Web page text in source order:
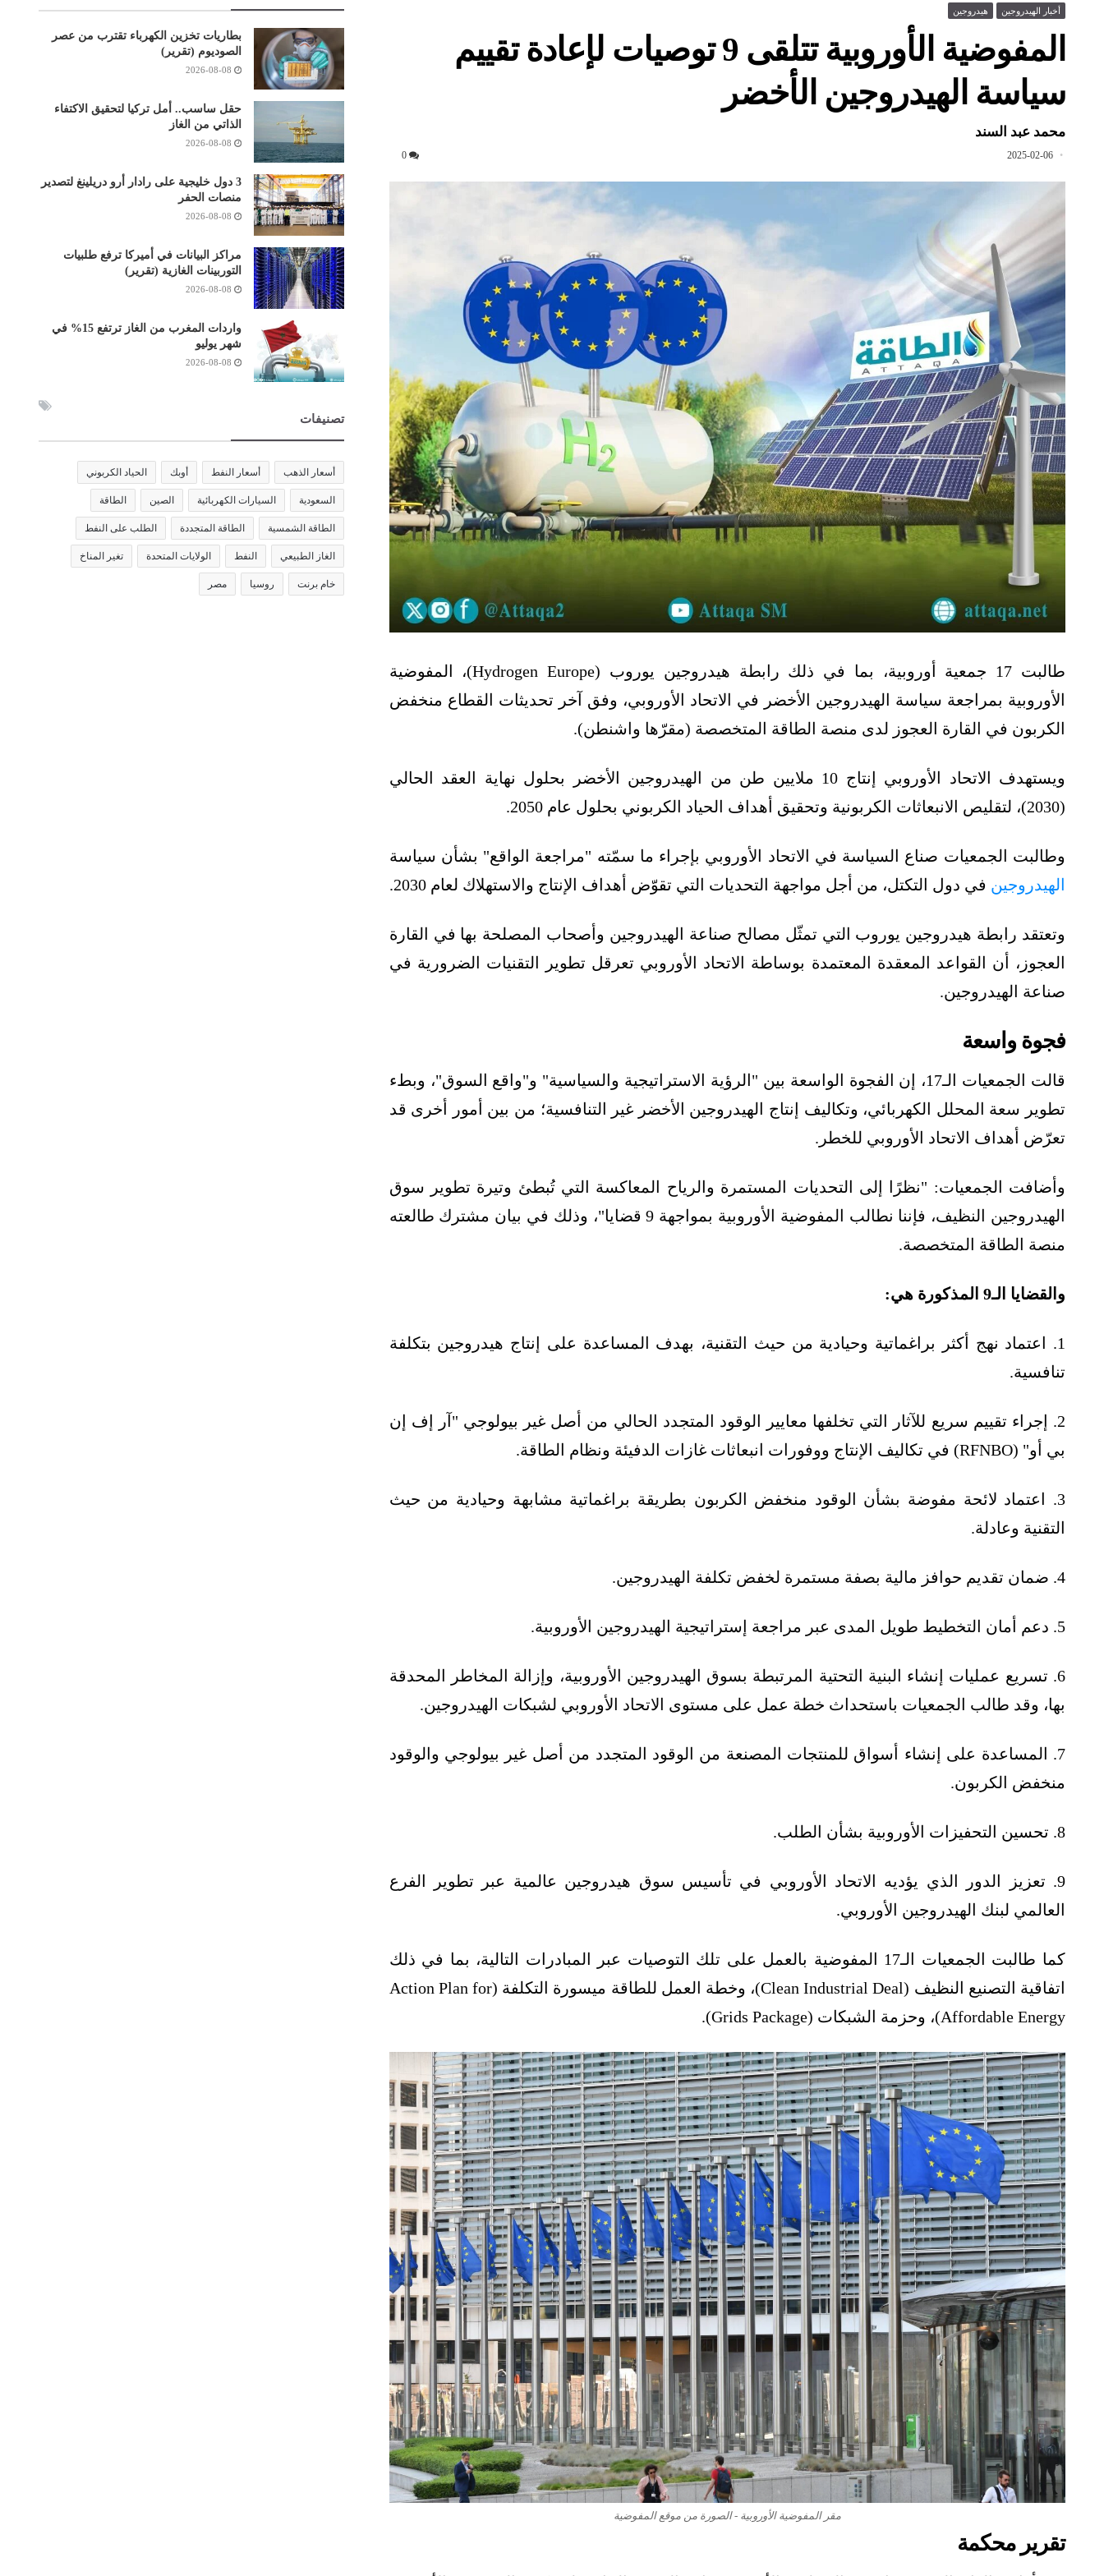
أخبار الهيدروجين هيدروجين
المفوضية الأوروبية تتلقى 9 توصيات لإعادة تقييم
سياسة الهيدروجين الأخضر
محمد عبد السند
2025-02-06
0
طالبت 17 جمعية أوروبية، بما في ذلك رابطة هيدروجين يوروب (Hydrogen Europe)، المفوضية
الأوروبية بمراجعة سياسة الهيدروجين الأخضر في الاتحاد الأوروبي، وفق آخر تحديثات القطاع منخفض
الكربون في القارة العجوز لدى منصة الطاقة المتخصصة (مقرّها واشنطن).
ويستهدف الاتحاد الأوروبي إنتاج 10 ملايين طن من الهيدروجين الأخضر بحلول نهاية العقد الحالي
(2030)، لتقليص الانبعاثات الكربونية وتحقيق أهداف الحياد الكربوني بحلول عام 2050.
وطالبت الجمعيات صناع السياسة في الاتحاد الأوروبي بإجراء ما سمّته "مراجعة الواقع" بشأن سياسة
الهيدروجين في دول التكتل، من أجل مواجهة التحديات التي تقوّض أهداف الإنتاج والاستهلاك لعام 2030.
وتعتقد رابطة هيدروجين يوروب التي تمثّل مصالح صناعة الهيدروجين وأصحاب المصلحة بها في القارة
العجوز، أن القواعد المعقدة المعتمدة بوساطة الاتحاد الأوروبي تعرقل تطوير التقنيات الضرورية في
صناعة الهيدروجين.
فجوة واسعة
قالت الجمعيات الـ17، إن الفجوة الواسعة بين "الرؤية الاستراتيجية والسياسية" و"واقع السوق"، وبطء
تطوير سعة المحلل الكهربائي، وتكاليف إنتاج الهيدروجين الأخضر غير التنافسية؛ من بين أمور أخرى قد
تعرّض أهداف الاتحاد الأوروبي للخطر.
وأضافت الجمعيات: "نظرًا إلى التحديات المستمرة والرياح المعاكسة التي تُبطئ وتيرة تطوير سوق
الهيدروجين النظيف، فإننا نطالب المفوضية الأوروبية بمواجهة 9 قضايا"، وذلك في بيان مشترك طالعته
منصة الطاقة المتخصصة.
والقضايا الـ9 المذكورة هي:
1. اعتماد نهج أكثر براغماتية وحيادية من حيث التقنية، بهدف المساعدة على إنتاج هيدروجين بتكلفة
تنافسية.
2. إجراء تقييم سريع للآثار التي تخلفها معايير الوقود المتجدد الحالي من أصل غير بيولوجي "آر إف إن
بي أو" (RFNBO) في تكاليف الإنتاج ووفورات انبعاثات غازات الدفيئة ونظام الطاقة.
3. اعتماد لائحة مفوضة بشأن الوقود منخفض الكربون بطريقة براغماتية مشابهة وحيادية من حيث
التقنية وعادلة.
4. ضمان تقديم حوافز مالية بصفة مستمرة لخفض تكلفة الهيدروجين.
5. دعم أمان التخطيط طويل المدى عبر مراجعة إستراتيجية الهيدروجين الأوروبية.
6. تسريع عمليات إنشاء البنية التحتية المرتبطة بسوق الهيدروجين الأوروبية، وإزالة المخاطر المحدقة
بها، وقد طالب الجمعيات باستحداث خطة عمل على مستوى الاتحاد الأوروبي لشبكات الهيدروجين.
7. المساعدة على إنشاء أسواق للمنتجات المصنعة من الوقود المتجدد من أصل غير بيولوجي والوقود
منخفض الكربون.
8. تحسين التحفيزات الأوروبية بشأن الطلب.
9. تعزيز الدور الذي يؤديه الاتحاد الأوروبي في تأسيس سوق هيدروجين عالمية عبر تطوير الفرع
العالمي لبنك الهيدروجين الأوروبي.
كما طالبت الجمعيات الـ17 المفوضية بالعمل على تلك التوصيات عبر المبادرات التالية، بما في ذلك
اتفاقية التصنيع النظيف (Clean Industrial Deal)، وخطة العمل للطاقة ميسورة التكلفة (Action Plan for
Affordable Energy)، وحزمة الشبكات (Grids Package).
مقر المفوضية الأوروبية - الصورة من موقع المفوضية
تقرير محكمة
بطاريات تخزين الكهرباء تقترب من عصر
الصوديوم (تقرير)
2026-08-08
حقل ساسب.. أمل تركيا لتحقيق الاكتفاء
الذاتي من الغاز
2026-08-08
3 دول خليجية على رادار أرو دريلينغ لتصدير
منصات الحفر
2026-08-08
مراكز البيانات في أميركا ترفع طلبيات
التوربينات الغازية (تقرير)
2026-08-08
واردات المغرب من الغاز ترتفع 15% في
شهر يوليو
2026-08-08
تصنيفات
أسعار الذهب أسعار النفط أوبك الحياد الكربوني
السعودية السيارات الكهربائية الصين الطاقة
الطاقة الشمسية الطاقة المتجددة الطلب على النفط
الغاز الطبيعي النفط الولايات المتحدة تغير المناخ
خام برنت روسيا مصر